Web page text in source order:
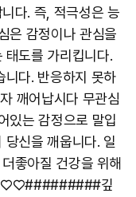
다. 즉, 적극성은 능
은 감정이나 관심을
태도를 가리킵니다.
니다. 반응하지 못하
깨어납시다 무관심
있는 감정으로 말입
당신을 깨웁니다. 일
좋아질 건강을 위해
깊